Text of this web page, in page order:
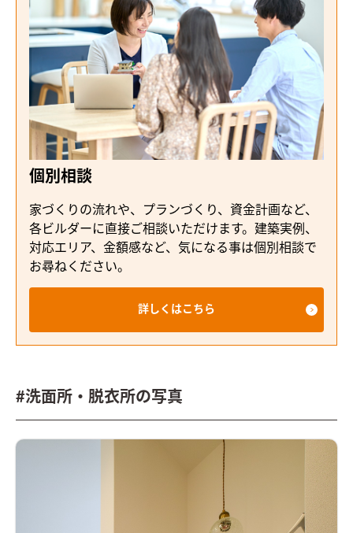
個別相談
家づくりの流れや、プランづくり、資金計画など、
各ビルダーに直接ご相談いただけます。建築実例、
対応エリア、金額感など、気になる事は個別相談で
お尋ねください。
詳しくはこちら
#洗面所・脱衣所の写真